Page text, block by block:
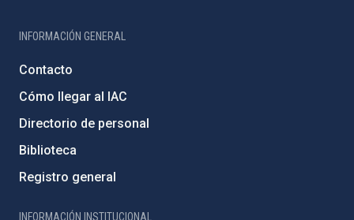
INFORMACIÓN GENERAL
Contacto
Cómo llegar al IAC
Directorio de personal
Biblioteca
Registro general
INFORMACIÓN INSTITUCIONAL